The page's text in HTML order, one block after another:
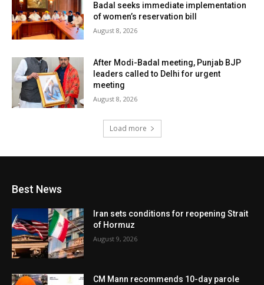
Badal seeks immediate implementation
of women’s reservation bill
August 8, 2026
After Modi-Badal meeting, Punjab BJP
leaders called to Delhi for urgent
meeting
August 8, 2026
Load more
Best News
Iran sets conditions for reopening Strait
of Hormuz
August 9, 2026
CM Mann recommends 10-day parole